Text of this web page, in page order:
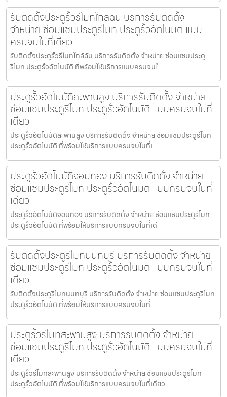
รับติดตั้งประตูรั้วรีโมทใกล้ฉัน บริการรับติดตั้ง
จำหน่าย ซ่อมแซมประตูรีโมท ประตูรั้วอัตโนมัติ แบบ
ครบจบในที่เดียว
รับติดตั้งประตูรั้วรีโมทใกล้ฉัน บริการรับติดตั้ง จำหน่าย ซ่อมแซมประตู
รีโมท ประตูรั้วอัตโนมัติ ที่พร้อมให้บริการแบบครบจบใ
ประตูรั้วอัตโนมัติสะพานสูง บริการรับติดตั้ง จำหน่าย
ซ่อมแซมประตูรีโมท ประตูรั้วอัตโนมัติ แบบครบจบในที่
เดียว
ประตูรั้วอัตโนมัติสะพานสูง บริการรับติดตั้ง จำหน่าย ซ่อมแซมประตูรีโมท
ประตูรั้วอัตโนมัติ ที่พร้อมให้บริการแบบครบจบในที่เ
ประตูรั้วอัตโนมัติจอมทอง บริการรับติดตั้ง จำหน่าย
ซ่อมแซมประตูรีโมท ประตูรั้วอัตโนมัติ แบบครบจบในที่
เดียว
ประตูรั้วอัตโนมัติจอมทอง บริการรับติดตั้ง จำหน่าย ซ่อมแซมประตูรีโมท
ประตูรั้วอัตโนมัติ ที่พร้อมให้บริการแบบครบจบในที่เดี
รับติดตั้งประตูรีโมทนนทบุรี บริการรับติดตั้ง จำหน่าย
ซ่อมแซมประตูรีโมท ประตูรั้วอัตโนมัติ แบบครบจบในที่
เดียว
รับติดตั้งประตูรีโมทนนทบุรี บริการรับติดตั้ง จำหน่าย ซ่อมแซมประตูรีโมท
ประตูรั้วอัตโนมัติ ที่พร้อมให้บริการแบบครบจบในที่
ประตูรั้วรีโมทสะพานสูง บริการรับติดตั้ง จำหน่าย
ซ่อมแซมประตูรีโมท ประตูรั้วอัตโนมัติ แบบครบจบในที่
เดียว
ประตูรั้วรีโมทสะพานสูง บริการรับติดตั้ง จำหน่าย ซ่อมแซมประตูรีโมท
ประตูรั้วอัตโนมัติ ที่พร้อมให้บริการแบบครบจบในที่เดียว